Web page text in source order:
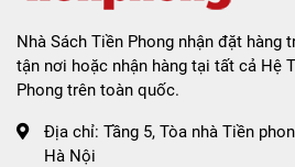
Nhà Sách Tiền Phong nhận đặt hàng
tận nơi hoặc nhận hàng tại tất cả Hệ
Phong trên toàn quốc.
Địa chỉ: Tầng 5, Tòa nhà Tiền
Hà Nội